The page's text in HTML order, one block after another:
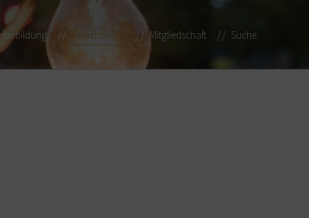
Coachsuche Mitgliedschaft Suche